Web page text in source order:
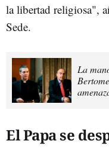
la libertad religiosa",
Sede.
La
El Papa se